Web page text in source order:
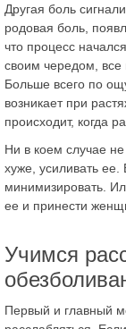
Другая боль
родовая боль,
что процесс
своим чередом, все
Больше всего по
возникает при
происходит, когда
Ни в коем случае
хуже, усиливать
минимизировать.
ее и принести
Учимся
Первый и главный